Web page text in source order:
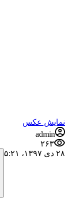
نمایش عکس
admin
۲۶۳
۲۸ دی ۱۳۹۷،‏ ۵:۲۱